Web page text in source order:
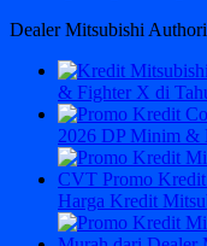
Dealer Mitsubishi
& Fighter X di
2026 DP Minim &
Harga Kredit